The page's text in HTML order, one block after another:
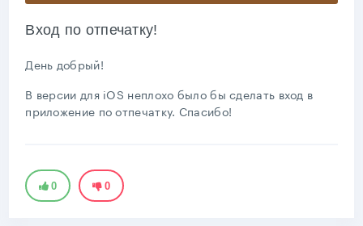
Вход по отпечатку!
День добрый!
В версии для iOS неплохо было бы сделать вход в
приложение по отпечатку. Спасибо!
0 0